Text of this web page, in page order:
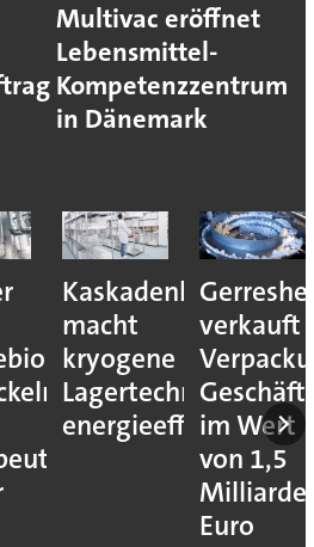
Multivac eröffnet
Lebensmittel-
Kompetenzzentrum
in Dänemark
Kaskadenkonzept
macht
kryogene
Lagertechnik
energieeffizienter
verkauft
im Wert
von 1,5
Euro